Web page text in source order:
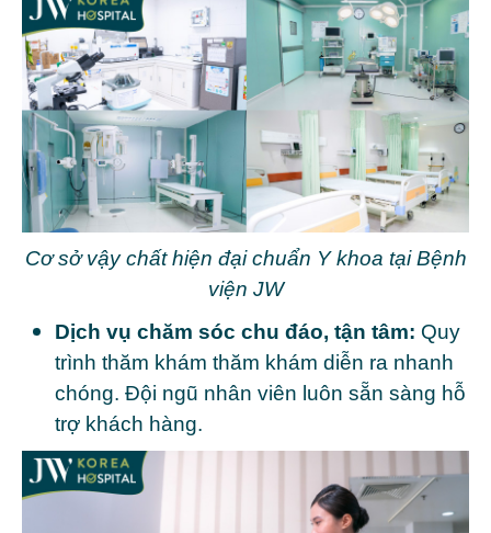
Cơ sở vậy chất hiện đại chuẩn Y khoa tại Bệnh
viện JW
Dịch vụ chăm sóc chu đáo, tận tâm: Quy
trình thăm khám thăm khám diễn ra nhanh
chóng. Đội ngũ nhân viên luôn sẵn sàng hỗ
trợ khách hàng.